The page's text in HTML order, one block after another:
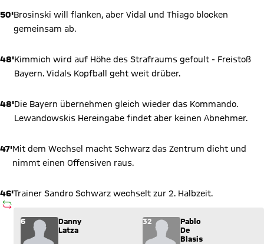
50'Brosinski will flanken, aber Vidal und Thiago blocken
gemeinsam ab.
48'Kimmich wird auf Höhe des Strafraums gefoult - Freistoß
Bayern. Vidals Kopfball geht weit drüber.
48'Die Bayern übernehmen gleich wieder das Kommando.
Lewandowskis Hereingabe findet aber keinen Abnehmer.
47'Mit dem Wechsel macht Schwarz das Zentrum dicht und
nimmt einen Offensiven raus.
46'
AUSWECHSLUNG
Trainer Sandro Schwarz wechselt zur 2. Halbzeit.
Wechsel: Danny Latza (6) kommt für Pablo De Blasis (32) ins
6
Danny
Latza
32
Pablo
De
Blasis